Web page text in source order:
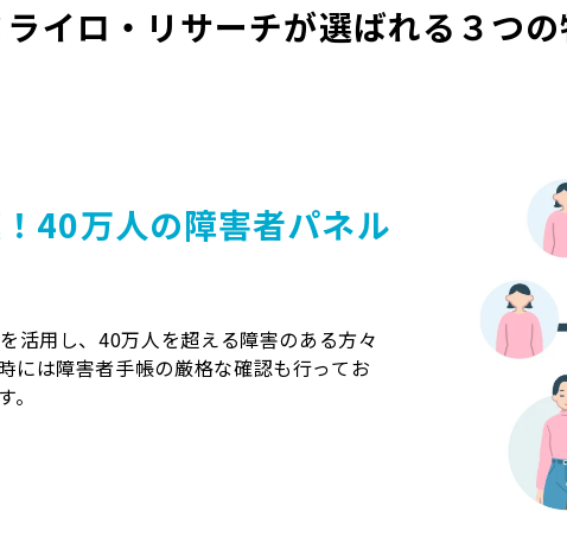
ライロ・リサーチが選ばれる ３つ
40万人の障害者パネル
活用し、40万人を超える障害のある方々
には障害者手帳の厳格な確認も行ってお